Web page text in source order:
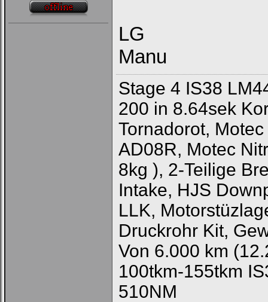
LG
Manu
Stage 4 IS38
200 in 8.64sek
Tornadorot,
AD08R, Motec
8kg ), 2-Teilige
Intake, HJS
LLK,
Druckrohr Kit,
Von 6.000 km
100tkm-155tkm
510NM